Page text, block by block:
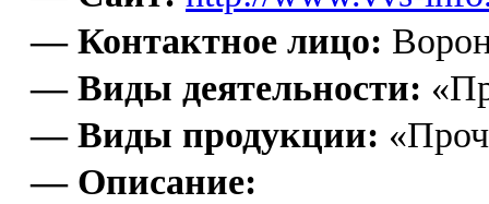
— Контактное лицо:
— Виды деятельности:
— Виды продукции:
— Описание: